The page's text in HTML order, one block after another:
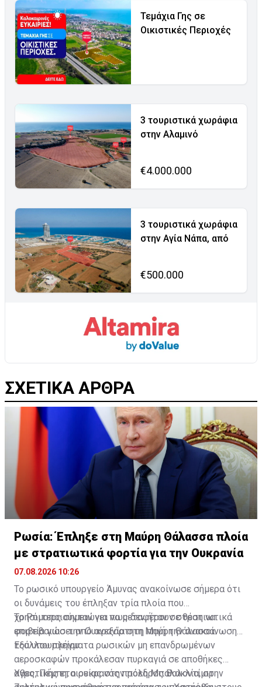
Τεμάχια Γης σε
Οικιστικές Περιοχές
3 τουριστικά χωράφια
στην Αλαμινό
€4.000.000
3 τουριστικά χωράφια
στην Αγία Νάπα, από
€500.000
ΣΧΕΤΙΚΑ ΑΡΘΡΑ
Ρωσία: Έπληξε στη Μαύρη Θάλασσα πλοία
με στρατιωτικά φορτία για την Ουκρανία
07.08.2026 10:26
Το ρωσικό υπουργείο Άμυνας ανακοίνωσε σήμερα ότι
οι δυνάμεις του έπληξαν τρία πλοία που
χρησιμοποιούνταν για να μεταφέρουν στρατιωτικά
φορτία γιασ την Ουκρανία στη Μαύρη Θάλασσα.
Το Ρόιτερς σημειώνει πως δεν ήταν σε θέση να
επιβεβαιώσει από ανεξάρτητη πηγή την ανακοίνωση
του υπουργείου.
Εξάλλου πλήγματα ρωσικών μη επανδρωμένων
αεροσκαφών προκάλεσαν πυρκαγιά σε αποθήκες
αγροτικής εταιρείας στην πόλη Μπαλακλία, στην
Χθες, Πέμπη, ο ουκρανός πρόεδρος Βολοντίμιρ